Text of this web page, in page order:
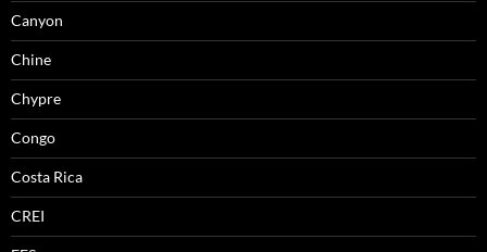
Canyon
Chine
Chypre
Congo
Costa Rica
CREI